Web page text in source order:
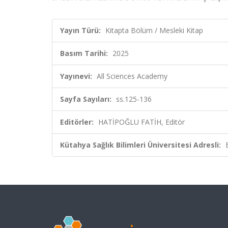
Yayın Türü: Kitapta Bölüm / Mesleki Kitap
Basım Tarihi: 2025
Yayınevi: All Sciences Academy
Sayfa Sayıları: ss.125-136
Editörler: HATİPOĞLU FATİH, Editör
Kütahya Sağlık Bilimleri Üniversitesi Adresli: